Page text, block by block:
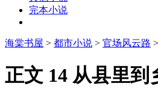
完本小说
海棠书屋 > 都市小说 > 官场风云路
正文 14 从县里到